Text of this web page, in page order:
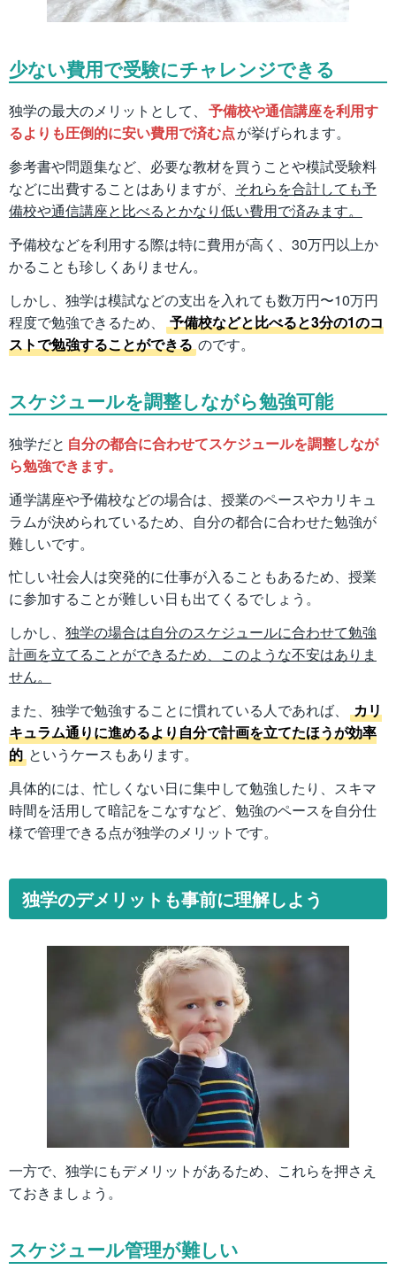
少ない費用で受験にチャレンジできる
独学の最大のメリットとして、 予備校や通信講座を利用す
るよりも圧倒的に安い費用で済む点が挙げられます。
参考書や問題集など、必要な教材を買うことや模試受験料
などに出費することはありますが、 それらを合計しても予
備校や通信講座と比べるとかなり低い費用で済みます。
予備校などを利用する際は特に費用が高く、30万円以上か
かることも珍しくありません。
しかし、独学は模試などの支出を入れても数万円〜10万円
程度で勉強できるため、
予備校などと比べると3分の1のコ
ストで勉強することができる のです。
スケジュールを調整しながら勉強可能
独学だと 自分の都合に合わせてスケジュールを調整しなが
ら勉強できます。
通学講座や予備校などの場合は、授業のペースやカリキュ
ラムが決められているため、自分の都合に合わせた勉強が
難しいです。
忙しい社会人は突発的に仕事が入ることもあるため、授業
に参加することが難しい日も出てくるでしょう。
しかし、 独学の場合は自分のスケジュールに合わせて勉強
計画を立てることができるため、このような不安はありま
せん。
また、独学で勉強することに慣れている人であれば、
カリ
キュラム通りに進めるより自分で計画を立てたほうが効率
的 というケースもあります。
具体的には、忙しくない日に集中して勉強したり、スキマ
時間を活用して暗記をこなすなど、勉強のペースを自分仕
様で管理できる点が独学のメリットです。
独学のデメリットも事前に理解しよう
一方で、独学にもデメリットがあるため、これらを押さえ
ておきましょう。
スケジュール管理が難しい